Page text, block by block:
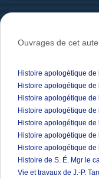
Ouvrages de cet
Histoire apologétique
Histoire apologétique
Histoire apologétique
Histoire apologétique
Histoire apologétique
Histoire apologétique
Histoire apologétique
Histoire de S. É. Mgr le
Vie et travaux de J.-P.